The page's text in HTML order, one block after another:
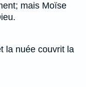
mais Moïse
la nuée couvrit la